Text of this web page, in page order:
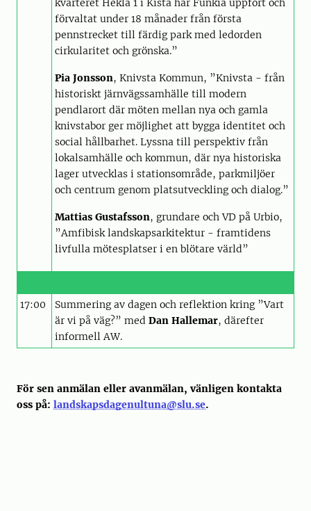
kvarteret Hekla 1 i Kista har Funkia uppfört och
förvaltat under 18 månader från första
pennstrecket till färdig park med ledorden
cirkularitet och grönska.”
Pia Jonsson, Knivsta Kommun, ”Knivsta - från
historiskt järnvägssamhälle till modern
pendlarort där möten mellan nya och gamla
knivstabor ger möjlighet att bygga identitet och
social hållbarhet. Lyssna till perspektiv från
lokalsamhälle och kommun, där nya historiska
lager utvecklas i stationsområde, parkmiljöer
och centrum genom platsutveckling och dialog.”
Mattias Gustafsson, grundare och VD på Urbio,
”Amfibisk landskapsarkitektur - framtidens
livfulla mötesplatser i en blötare värld”
17:00
Summering av dagen och reflektion kring ”Vart
är vi på väg?” med Dan Hallemar, därefter
informell AW.
För sen anmälan eller avanmälan, vänligen kontakta
oss på: landskapsdagenultuna@slu.se.